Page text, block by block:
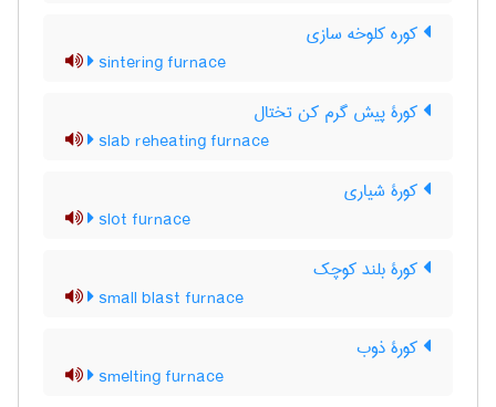
کوره کلوخه سازی
sintering furnace
کورۀ پیش گرم کن تختال
slab reheating furnace
کورۀ شیاری
slot furnace
کورۀ بلند کوچک
small blast furnace
کورۀ ذوب
smelting furnace